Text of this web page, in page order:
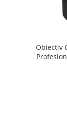
Obiectiv